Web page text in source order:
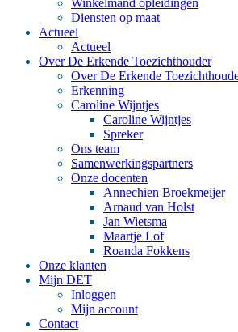
Winkelmand opleidingen
Diensten op maat
Actueel
Actueel
Over De Erkende Toezichthouder
Over De Erkende
Erkenning
Caroline Wijntjes
Caroline Wijntjes
Spreker
Ons team
Samenwerkingspartners
Onze docenten
Annechien Broekmeijer
Arnaud van Holst
Jan Wietsma
Maartje Lof
Roanda Fokkens
Onze klanten
Mijn DET
Inloggen
Mijn account
Contact